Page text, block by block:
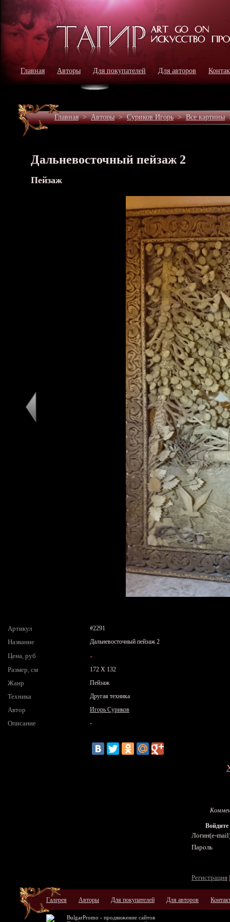
Главная Авторы Для покупателей Для авторов
Главная>Авторы>Суриков Игорь>Все картины
Дальневосточный пейзаж 2
Пейзаж
Артикул #2291
Название Дальневосточный пейзаж 2
Цена, руб -
Размер, см 172 X 132
Жанр Пейзаж
Техника Другая техника
Автор Игорь Суриков
Описание -
Логин(e-
Пароль
Регистрация
Галерея Авторы Для покупателей Для авторов
BulgarPromo - продвижение сайтов